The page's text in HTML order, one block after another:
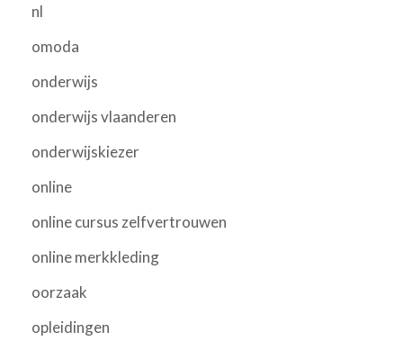
nl
omoda
onderwijs
onderwijs vlaanderen
onderwijskiezer
online
online cursus zelfvertrouwen
online merkkleding
oorzaak
opleidingen